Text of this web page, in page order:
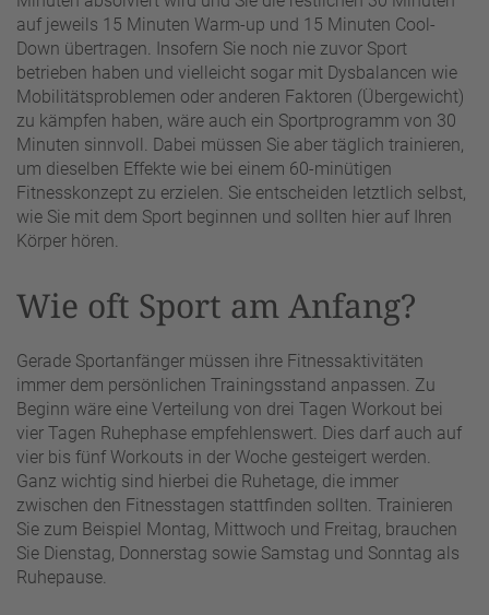
auf jeweils 15 Minuten Warm-up und 15 Minuten Cool-
Down übertragen. Insofern Sie noch nie zuvor Sport
betrieben haben und vielleicht sogar mit Dysbalancen wie
Mobilitätsproblemen oder anderen Faktoren (Übergewicht)
zu kämpfen haben, wäre auch ein Sportprogramm von 30
Minuten sinnvoll. Dabei müssen Sie aber täglich trainieren,
um dieselben Effekte wie bei einem 60-minütigen
Fitnesskonzept zu erzielen. Sie entscheiden letztlich selbst,
wie Sie mit dem Sport beginnen und sollten hier auf Ihren
Körper hören.
Wie oft Sport am Anfang?
Gerade Sportanfänger müssen ihre Fitnessaktivitäten
immer dem persönlichen Trainingsstand anpassen. Zu
Beginn wäre eine Verteilung von drei Tagen Workout bei
vier Tagen Ruhephase empfehlenswert. Dies darf auch auf
vier bis fünf Workouts in der Woche gesteigert werden.
Ganz wichtig sind hierbei die Ruhetage, die immer
zwischen den Fitnesstagen stattfinden sollten. Trainieren
Sie zum Beispiel Montag, Mittwoch und Freitag, brauchen
Sie Dienstag, Donnerstag sowie Samstag und Sonntag als
Ruhepause.